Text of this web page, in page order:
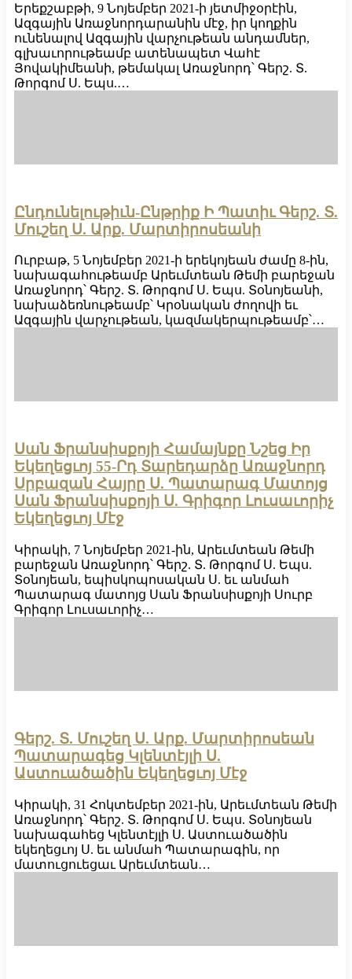
Երեքշաբթի, 9 Նոյեմբեր 2021-ի յետմիջօրէին,
Ազգային Առաջնորդարանին մէջ, իր կողքին
ունենալով Ազգային վարչութեան անդամներ,
գլխաւորութեամբ ատենապետ Վահէ
Յովակիմեանի, թեմակալ Առաջնորդ՝ Գերշ. Տ.
Թորգոմ Ս. Եպս.…
Ընդունելութիւն-Ընթրիք Ի Պատիւ Գերշ. Տ.
Մուշեղ Ս. Արք. Մարտիրոսեանի
Ուրբաթ, 5 Նոյեմբեր 2021-ի երեկոյեան ժամը 8-ին,
նախագահութեամբ Արեւմտեան Թեմի բարեջան
Առաջնորդ՝ Գերշ. Տ. Թորգոմ Ս. Եպս. Տօնոյեանի,
նախաձեռնութեամբ՝ Կրօնական ժողովի եւ
Ազգային վարչութեան, կազմակերպութեամբ՝…
Սան Ֆրանսիսքոյի Համայնքը Նշեց Իր
Եկեղեցւոյ 55-Րդ Տարեդարձը Առաջնորդ
Սրբազան Հայրը Ս. Պատարագ Մատոյց
Սան Ֆրանսիսքոյի Ս. Գրիգոր Լուսաւորիչ
Եկեղեցւոյ Մէջ
Կիրակի, 7 Նոյեմբեր 2021-ին, Արեւմտեան Թեմի
բարեջան Առաջնորդ՝ Գերշ. Տ. Թորգոմ Ս. Եպս.
Տօնոյեան, եպիսկոպոսական Ս. եւ անմահ
Պատարագ մատոյց Սան Ֆրանսիսքոյի Սուրբ
Գրիգոր Լուսաւորիչ…
Գերշ. Տ. Մուշեղ Ս. Արք. Մարտիրոսեան
Պատարագեց Կլենտէյլի Ս.
Աստուածածին Եկեղեցւոյ Մէջ
Կիրակի, 31 Հոկտեմբեր 2021-ին, Արեւմտեան Թեմի
Առաջնորդ՝ Գերշ. Տ. Թորգոմ Ս. Եպս. Տօնոյեան
նախագահեց Կլենտէյլի Ս. Աստուածածին
եկեղեցւոյ Ս. եւ անմահ Պատարագին, որ
մատուցուեցաւ Արեւմտեան…